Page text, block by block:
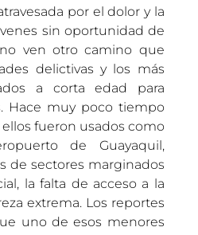
por el dolor y la
sin oportunidad de
ven otro camino que
delictivas y los más
a corta edad para
Hace muy poco tiempo
fueron usados como
de Guayaquil,
de sectores marginados
la falta de acceso a la
extrema. Los reportes
uno de esos menores